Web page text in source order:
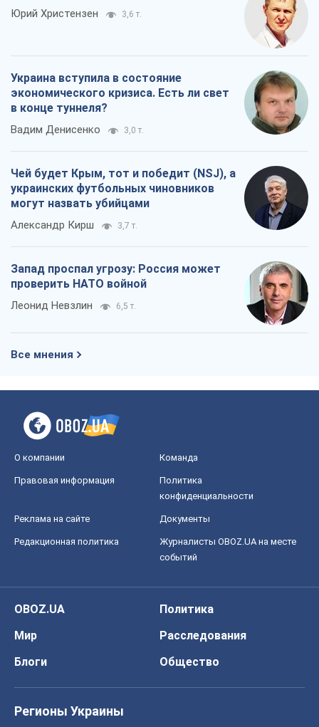
Юрий Христензен 3,6 т.
Украина вступила в состояние
экономического кризиса. Есть ли свет
в конце туннеля?
Вадим Денисенко 3,0 т.
Чей будет Крым, тот и победит (NSJ), а
украинских футбольных чиновников
могут назвать убийцами
Александр Кирш 3,7 т.
Запад проспал угрозу: Россия может
проверить НАТО войной
Леонид Невзлин 6,5 т.
Все мнения
О компании Команда
Правовая информация
Политика
конфиденциальности
Реклама на сайте Документы
Редакционная политика
Журналисты OBOZ.UA на месте
событий
OBOZ.UA
Политика
Мир
Расследования
Блоги
Общество
Регионы Украины